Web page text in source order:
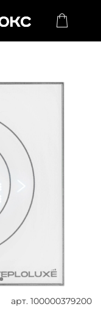
арт. 100000379200